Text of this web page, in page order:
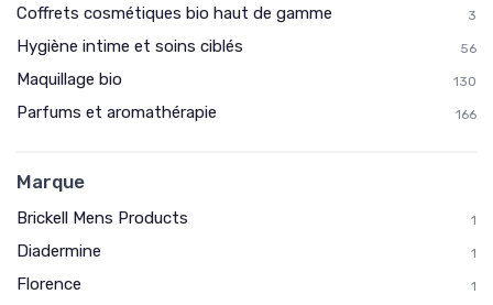
Coffrets cosmétiques bio haut de gamme 3
Hygiène intime et soins ciblés 56
Maquillage bio 130
Parfums et aromathérapie 166
Marque
Brickell Mens Products 1
Diadermine 1
Florence 1